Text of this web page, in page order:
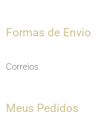
Formas de Envio
Correios
Meus Pedidos